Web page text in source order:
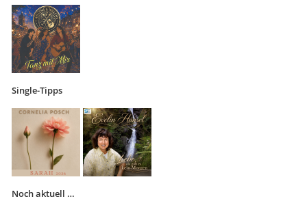
Single-Tipps
Noch aktuell …